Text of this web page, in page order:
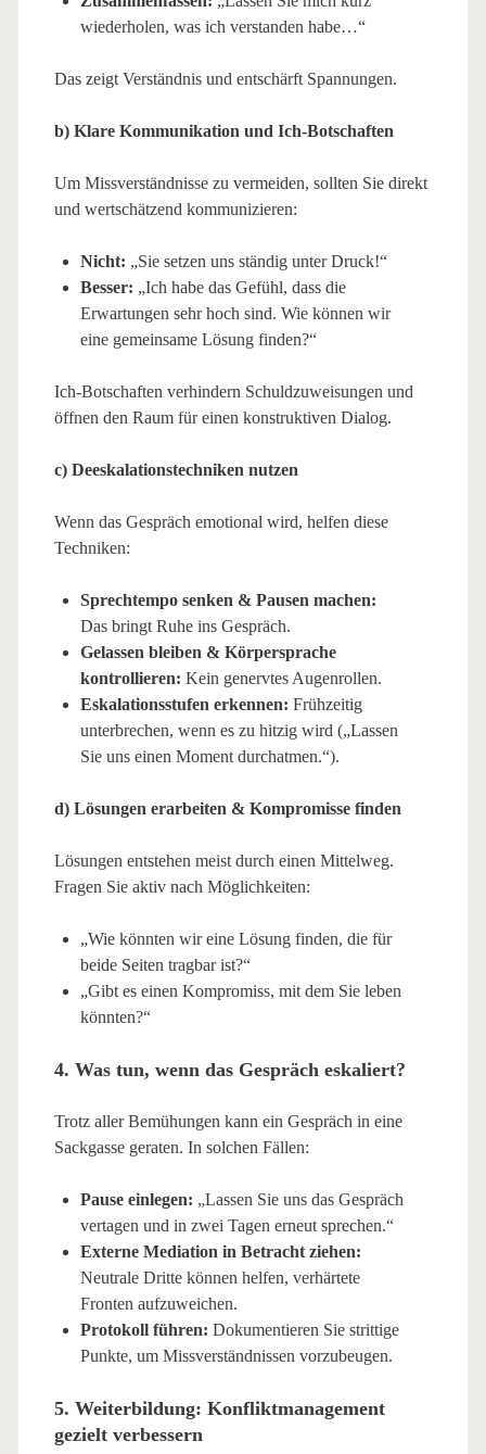
wiederholen, was ich verstanden habe…“
Das zeigt Verständnis und entschärft Spannungen.
b) Klare Kommunikation und Ich-Botschaften
Um Missverständnisse zu vermeiden, sollten Sie direkt
und wertschätzend kommunizieren:
Nicht: „Sie setzen uns ständig unter Druck!“
Besser: „Ich habe das Gefühl, dass die
Erwartungen sehr hoch sind. Wie können wir
eine gemeinsame Lösung finden?“
Ich-Botschaften verhindern Schuldzuweisungen und
öffnen den Raum für einen konstruktiven Dialog.
c) Deeskalationstechniken nutzen
Wenn das Gespräch emotional wird, helfen diese
Techniken:
Sprechtempo senken & Pausen machen:
Das bringt Ruhe ins Gespräch.
Gelassen bleiben & Körpersprache
kontrollieren: Kein genervtes Augenrollen.
Eskalationsstufen erkennen: Frühzeitig
unterbrechen, wenn es zu hitzig wird („Lassen
Sie uns einen Moment durchatmen.“).
d) Lösungen erarbeiten & Kompromisse finden
Lösungen entstehen meist durch einen Mittelweg.
Fragen Sie aktiv nach Möglichkeiten:
„Wie könnten wir eine Lösung finden, die für
beide Seiten tragbar ist?“
„Gibt es einen Kompromiss, mit dem Sie leben
könnten?“
4. Was tun, wenn das Gespräch eskaliert?
Trotz aller Bemühungen kann ein Gespräch in eine
Sackgasse geraten. In solchen Fällen:
Pause einlegen: „Lassen Sie uns das Gespräch
vertagen und in zwei Tagen erneut sprechen.“
Externe Mediation in Betracht ziehen:
Neutrale Dritte können helfen, verhärtete
Fronten aufzuweichen.
Protokoll führen: Dokumentieren Sie strittige
Punkte, um Missverständnissen vorzubeugen.
5. Weiterbildung: Konfliktmanagement
gezielt verbessern